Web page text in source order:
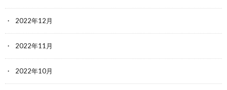
2022年12月
2022年11月
2022年10月